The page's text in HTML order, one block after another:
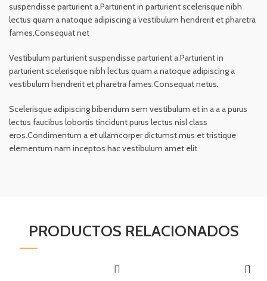
suspendisse parturient a.Parturient in parturient scelerisque nibh
lectus quam a natoque adipiscing a vestibulum hendrerit et pharetra
fames.Consequat net
Vestibulum parturient suspendisse parturient a.Parturient in
parturient scelerisque nibh lectus quam a natoque adipiscing a
vestibulum hendrerit et pharetra fames.Consequat netus.
Scelerisque adipiscing bibendum sem vestibulum et in a a a purus
lectus faucibus lobortis tincidunt purus lectus nisl class
eros.Condimentum a et ullamcorper dictumst mus et tristique
elementum nam inceptos hac vestibulum amet elit
PRODUCTOS RELACIONADOS